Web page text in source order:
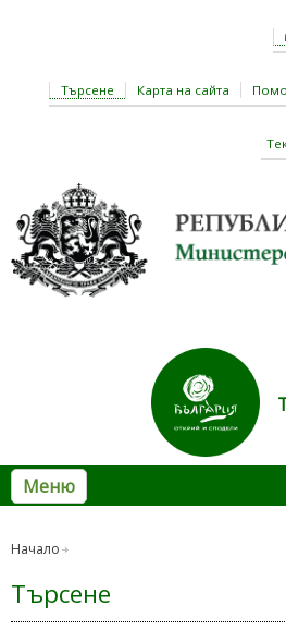
Търсене Карта на сайта
Меню
Начало
Търсене